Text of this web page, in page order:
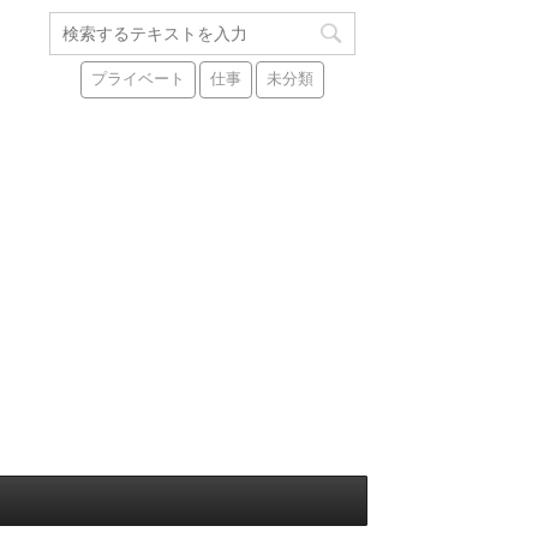
プライベート 仕事 未分類